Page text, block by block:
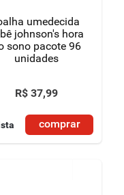
umedecida
johnson's hora
sono pacote 96
unidades
R$ 37,99
comprar